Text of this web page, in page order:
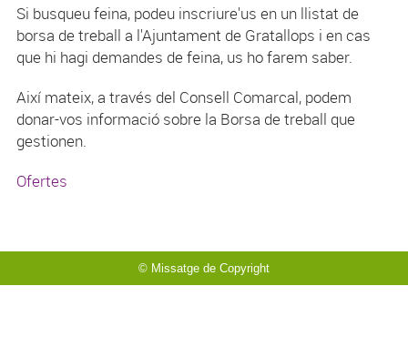
Si busqueu feina, podeu inscriure'us en un llistat de
borsa de treball a l'Ajuntament de Gratallops i en cas
que hi hagi demandes de feina, us ho farem saber.
Així mateix, a través del Consell Comarcal, podem
donar-vos informació sobre la Borsa de treball que
gestionen.
Ofertes
© Missatge de Copyright